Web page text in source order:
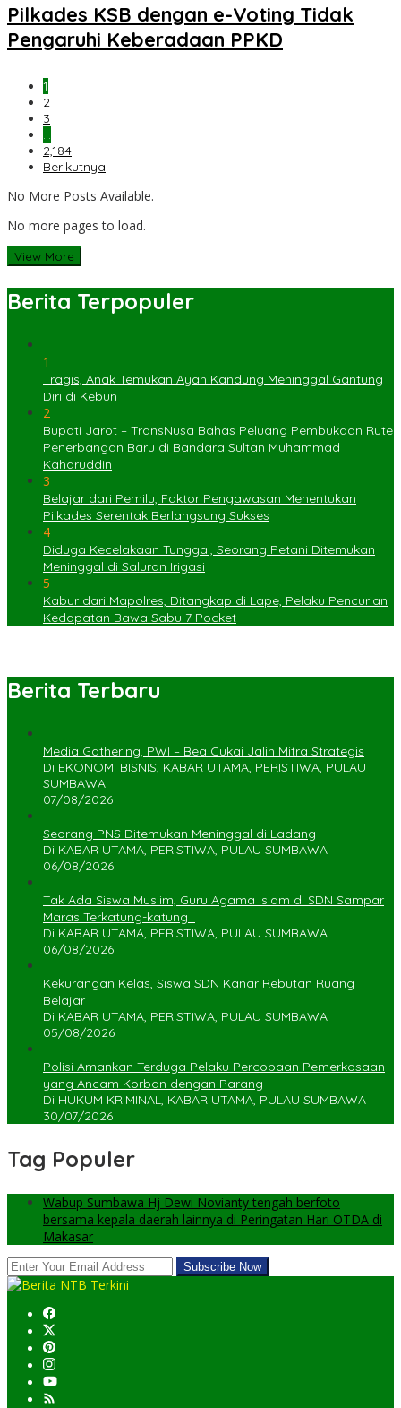
Pilkades KSB dengan e-Voting Tidak
Pengaruhi Keberadaan PPKD
1
2
3
…
2,184
Berikutnya
No More Posts Available.
No more pages to load.
View More
Berita Terpopuler
1
Tragis, Anak Temukan Ayah Kandung Meninggal Gantung
Diri di Kebun
2
Bupati Jarot – TransNusa Bahas Peluang Pembukaan Rute
Penerbangan Baru di Bandara Sultan Muhammad
Kaharuddin
3
Belajar dari Pemilu, Faktor Pengawasan Menentukan
Pilkades Serentak Berlangsung Sukses
4
Diduga Kecelakaan Tunggal, Seorang Petani Ditemukan
Meninggal di Saluran Irigasi
5
Kabur dari Mapolres, Ditangkap di Lape, Pelaku Pencurian
Kedapatan Bawa Sabu 7 Pocket
Berita Terbaru
Media Gathering, PWI – Bea Cukai Jalin Mitra Strategis
Di EKONOMI BISNIS, KABAR UTAMA, PERISTIWA, PULAU
SUMBAWA
07/08/2026
Seorang PNS Ditemukan Meninggal di Ladang
Di KABAR UTAMA, PERISTIWA, PULAU SUMBAWA
06/08/2026
Tak Ada Siswa Muslim, Guru Agama Islam di SDN Sampar
Maras Terkatung-katung ‎
Di KABAR UTAMA, PERISTIWA, PULAU SUMBAWA
06/08/2026
Kekurangan Kelas, Siswa SDN Kanar Rebutan Ruang
Belajar
Di KABAR UTAMA, PERISTIWA, PULAU SUMBAWA
05/08/2026
Polisi Amankan Terduga Pelaku Percobaan Pemerkosaan
yang Ancam Korban dengan Parang
Di HUKUM KRIMINAL, KABAR UTAMA, PULAU SUMBAWA
30/07/2026
Tag Populer
Wabup Sumbawa Hj Dewi Novianty tengah berfoto
bersama kepala daerah lainnya di Peringatan Hari OTDA di
Makasar